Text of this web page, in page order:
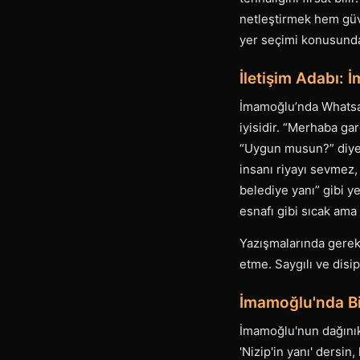
netleştirmek hem
yer seçimi
İletişim Adabı:
İmamoğlu’nda
iyisidir. “Merhaba
“Uygun musun?”
insanı riyayı
belediye yanı” gibi
esnafı gibi sıcak
Yazışmalarında
etme. Saygılı ve
İmamoğlu'nda
İmamoğlu'nun
'Nizip'in yanı'